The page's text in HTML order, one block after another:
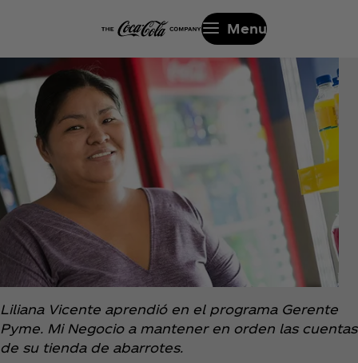
Menu
Liliana Vicente aprendió en el programa Gerente
Pyme. Mi Negocio a mantener en orden las cuentas
de su tienda de abarrotes.